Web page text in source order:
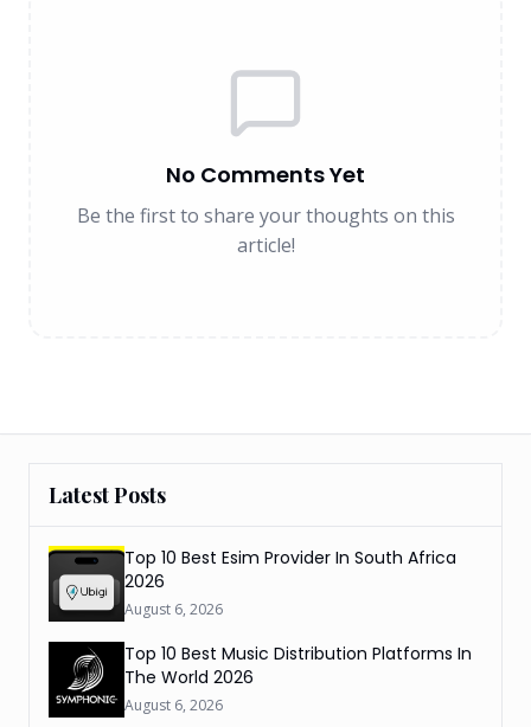
No Comments Yet
Be the first to share your thoughts on this
article!
Latest Posts
Top 10 Best Esim Provider In South Africa
2026
August 6, 2026
Top 10 Best Music Distribution Platforms In
The World 2026
August 6, 2026